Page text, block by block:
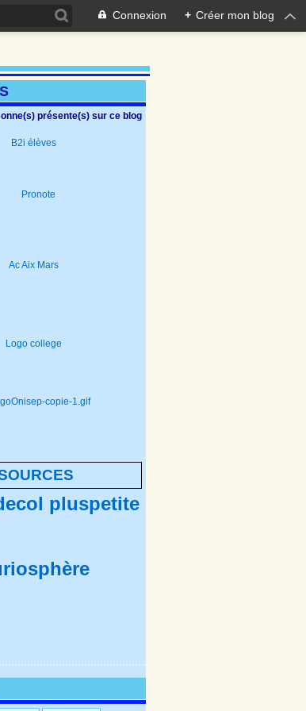
Connexion + Créer mon blog
présente(s) sur ce blog